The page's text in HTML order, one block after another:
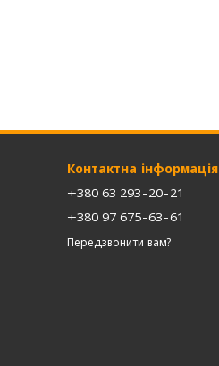
Контактна інформація
+380 63 293-20-21
+380 97 675-63-61
Передзвонити вам?